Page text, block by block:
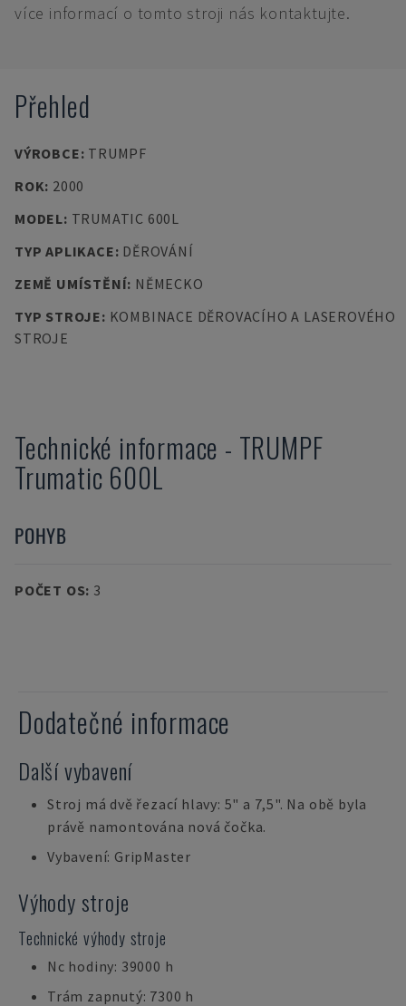
více informací o tomto stroji nás kontaktujte.
Přehled
VÝROBCE: TRUMPF
ROK: 2000
MODEL: TRUMATIC 600L
TYP APLIKACE: DĚROVÁNÍ
ZEMĚ UMÍSTĚNÍ: NĚMECKO
TYP STROJE: KOMBINACE DĚROVACÍHO A LASEROVÉHO
STROJE
Technické informace - TRUMPF
Trumatic 600L
POHYB
POČET OS: 3
Dodatečné informace
Další vybavení
Stroj má dvě řezací hlavy: 5" a 7,5". Na obě byla
právě namontována nová čočka.
Vybavení: GripMaster
Výhody stroje
Technické výhody stroje
Nc hodiny: 39000 h
Trám zapnutý: 7300 h